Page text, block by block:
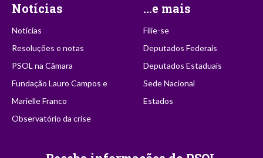
Notícias
Notícias
Resoluções e notas
PSOL na Câmara
Fundação Lauro Campos e
Marielle Franco
Observatório da crise
...e mais
Filie-se
Deputados Federais
Deputados Estaduais
Sede Nacional
Estados